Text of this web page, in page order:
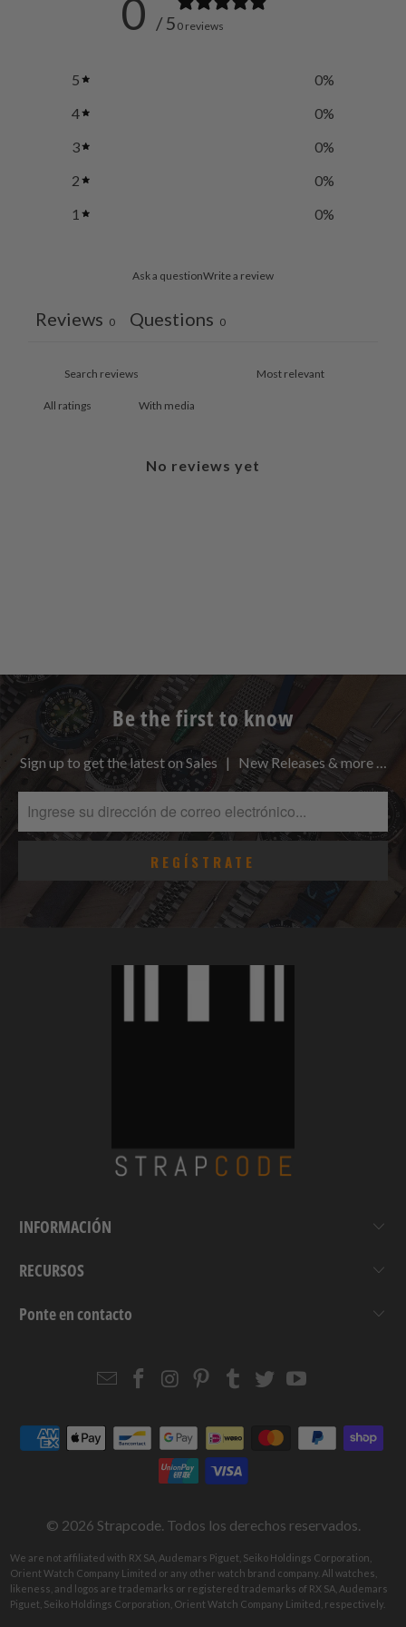
0 / 5 0 reviews
5 0%
4
0%
3
0%
2
0%
1
0%
Ask a questionWrite a review
Reviews 0 Questions 0
With media
No reviews yet
Be the first to know
Sign up to get the latest on Sales | New Releases & more …
INFORMACIÓN
RECURSOS
Ponte en contacto
EmailStrapcode
Facebook
Strapcode
Instagram
Strapcode
Pinterest
Strapcode
Tumblr
Strapcode
TwitterYouTube
© 2026 Strapcode. Todos los derechos reservados.
We are not affiliated with RX SA, Audemars Piguet, Seiko Holdings Corporation,
Orient Watch Company Limited or any other watch brand company. All watches,
likeness, and logos are trademarks or registered trademarks of RX SA, Audemars
Piguet, Seiko Holdings Corporation, Orient Watch Company Limited, respectively.